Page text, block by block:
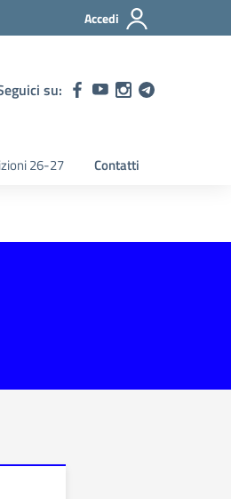
Accedi
su:
26-27 Contatti